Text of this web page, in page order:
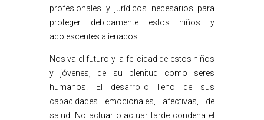
profesionales y jurídicos necesarios para
proteger debidamente estos niños y
adolescentes alienados.
Nos va el futuro y la felicidad de estos niños
y jóvenes, de su plenitud como seres
humanos. El desarrollo lleno de sus
capacidades emocionales, afectivas, de
salud. No actuar o actuar tarde condena el